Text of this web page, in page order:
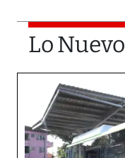
Lo Nuevo